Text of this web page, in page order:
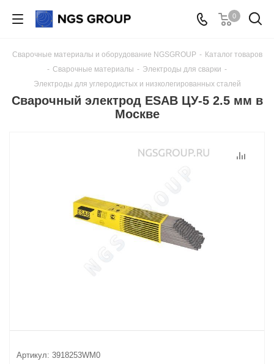
0
Сварочные материалы и оборудование NGSGROUP - Каталог товаров
- Сварочные материалы - Электроды для сварки -
Электроды для углеродистых и низколегированных сталей
Сварочный электрод ESAB ЦУ-5 2.5 мм в
Москве
Артикул: 3918253WM0